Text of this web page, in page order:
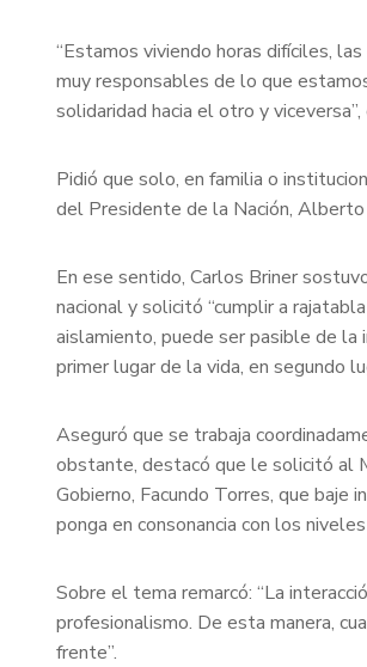
“Estamos viviendo horas difíciles,
muy responsables de lo que
solidaridad hacia el otro y
Pidió que solo, en familia o
del Presidente de la Nación,
En ese sentido, Carlos Briner
nacional y solicitó “cumplir a
aislamiento, puede ser pasible de la
primer lugar de la vida, en segundo
Aseguró que se trabaja
obstante, destacó que le solicitó al
Gobierno, Facundo Torres, que baje
ponga en consonancia con los
Sobre el tema remarcó: “La
profesionalismo. De esta manera,
frente”.